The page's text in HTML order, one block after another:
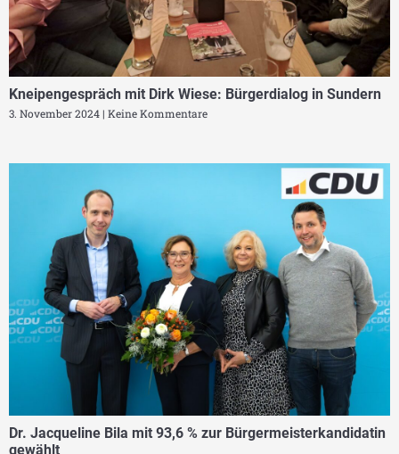
Kneipengespräch mit Dirk Wiese: Bürgerdialog in Sundern
3. November 2024 Keine Kommentare
Dr. Jacqueline Bila mit 93,6 % zur Bürgermeisterkandidatin
gewählt